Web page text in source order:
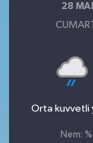
28
Orta kuvvetli
Nem: